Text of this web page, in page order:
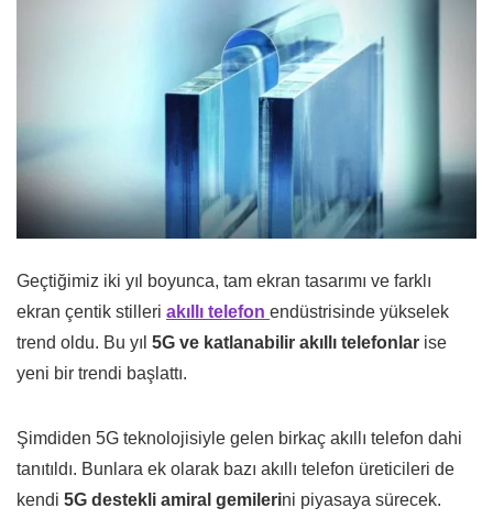
Geçtiğimiz iki yıl boyunca, tam ekran tasarımı ve farklı
ekran çentik stilleri akıllı telefon endüstrisinde yükselek
trend oldu. Bu yıl 5G ve katlanabilir akıllı telefonlar ise
yeni bir trendi başlattı.
Şimdiden 5G teknolojisiyle gelen birkaç akıllı telefon dahi
tanıtıldı. Bunlara ek olarak bazı akıllı telefon üreticileri de
kendi 5G destekli amiral gemilerini piyasaya sürecek.